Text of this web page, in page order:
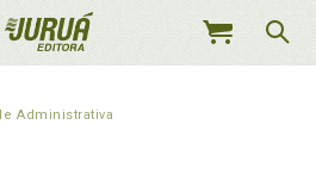
MEU
Administrativa